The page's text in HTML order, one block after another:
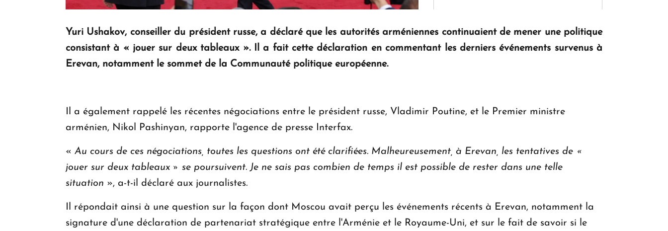
d'avenir en Arménie
Yuri Ushakov, conseiller du président russe, a déclaré que les autorités arméniennes continuaient de mener une politique
consistant à « jouer sur deux tableaux ». Il a fait cette déclaration en commentant les derniers événements survenus à
Erevan, notamment le sommet de la Communauté politique européenne.
Il a également rappelé les récentes négociations entre le président russe, Vladimir Poutine, et le Premier ministre
arménien, Nikol Pashinyan, rapporte l'agence de presse Interfax.
« Au cours de ces négociations, toutes les questions ont été clarifiées. Malheureusement, à Erevan, les tentatives de «
jouer sur deux tableaux » se poursuivent. Je ne sais pas combien de temps il est possible de rester dans une telle
situation », a-t-il déclaré aux journalistes.
Il répondait ainsi à une question sur la façon dont Moscou avait perçu les événements récents à Erevan, notamment la
signature d'une déclaration de partenariat stratégique entre l'Arménie et le Royaume-Uni, et sur le fait de savoir si le